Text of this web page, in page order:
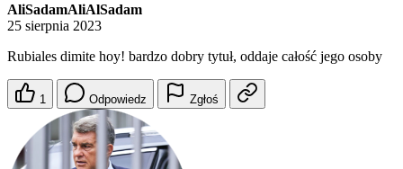
AliSadamAliAlSadam
25 sierpnia 2023
Rubiales dimite hoy! bardzo dobry tytuł, oddaje całość jego osoby
1 Odpowiedz Zgłoś